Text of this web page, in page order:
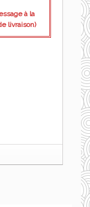
à la
livraison)